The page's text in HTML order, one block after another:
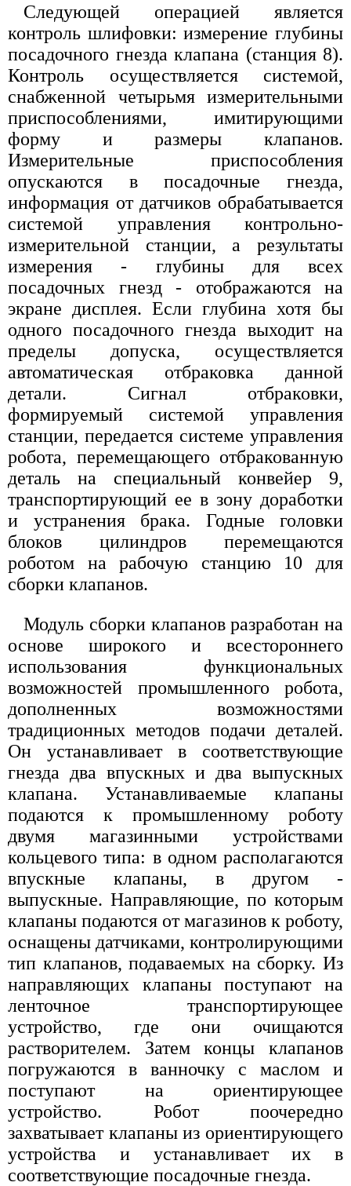
Следующей операцией является
контроль шлифовки: измерение глубины
посадочного гнезда клапана (станция 8).
Контроль осуществляется системой,
снабженной четырьмя измерительными
приспособлениями, имитирующими
форму и размеры клапанов.
Измерительные приспособления
опускаются в посадочные гнезда,
информация от датчиков обрабатывается
системой управления контрольно-
измерительной станции, а результаты
измерения - глубины для всех
посадочных гнезд - отображаются на
экране дисплея. Если глубина хотя бы
одного посадочного гнезда выходит на
пределы допуска, осуществляется
автоматическая отбраковка данной
детали. Сигнал отбраковки,
формируемый системой управления
станции, передается системе управления
робота, перемещающего отбракованную
деталь на специальный конвейер 9,
транспортирующий ее в зону доработки
и устранения брака. Годные головки
блоков цилиндров перемещаются
роботом на рабочую станцию 10 для
сборки клапанов.
Модуль сборки клапанов разработан на
основе широкого и всестороннего
использования функциональных
возможностей промышленного робота,
дополненных возможностями
традиционных методов подачи деталей.
Он устанавливает в соответствующие
гнезда два впускных и два выпускных
клапана. Устанавливаемые клапаны
подаются к промышленному роботу
двумя магазинными устройствами
кольцевого типа: в одном располагаются
впускные клапаны, в другом -
выпускные. Направляющие, по которым
клапаны подаются от магазинов к роботу,
оснащены датчиками, контролирующими
тип клапанов, подаваемых на сборку. Из
направляющих клапаны поступают на
ленточное транспортирующее
устройство, где они очищаются
растворителем. Затем концы клапанов
погружаются в ванночку с маслом и
поступают на ориентирующее
устройство. Робот поочередно
захватывает клапаны из ориентирующего
устройства и устанавливает их в
соответствующие посадочные гнезда.